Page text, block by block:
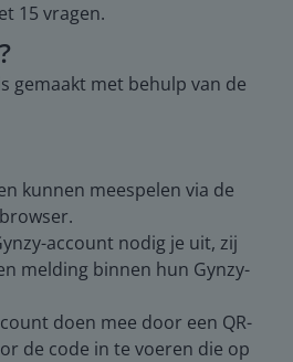
15 vragen.
gemaakt met behulp van de
kunnen meespelen via de
account nodig je uit, zij
melding binnen hun Gynzy-
doen mee door een QR-
de code in te voeren die op